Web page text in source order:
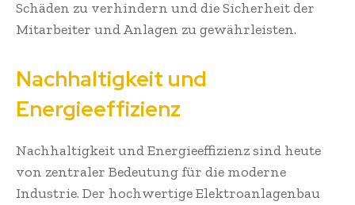
Schäden zu verhindern und die Sicherheit der
Mitarbeiter und Anlagen zu gewährleisten.
Nachhaltigkeit und
Energieeffizienz
Nachhaltigkeit und Energieeffizienz sind heute
von zentraler Bedeutung für die moderne
Industrie. Der hochwertige Elektroanlagenbau